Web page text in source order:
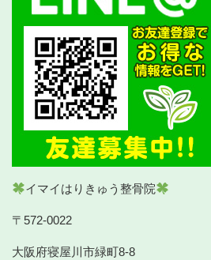
イマイはりきゅう整骨院
〒572-0022
大阪府寝屋川市緑町8-8